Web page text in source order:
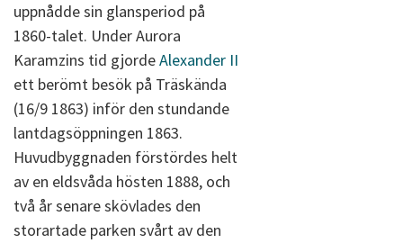
uppnådde sin glansperiod på
1860-talet. Under Aurora
Karamzins tid gjordeAlexander II
ett berömt besök på Träskända
(16/9 1863) inför den stundande
lantdagsöppningen 1863.
Huvudbyggnaden förstördes helt
av en eldsvåda hösten 1888, och
två år senare skövlades den
storartade parken svårt av den